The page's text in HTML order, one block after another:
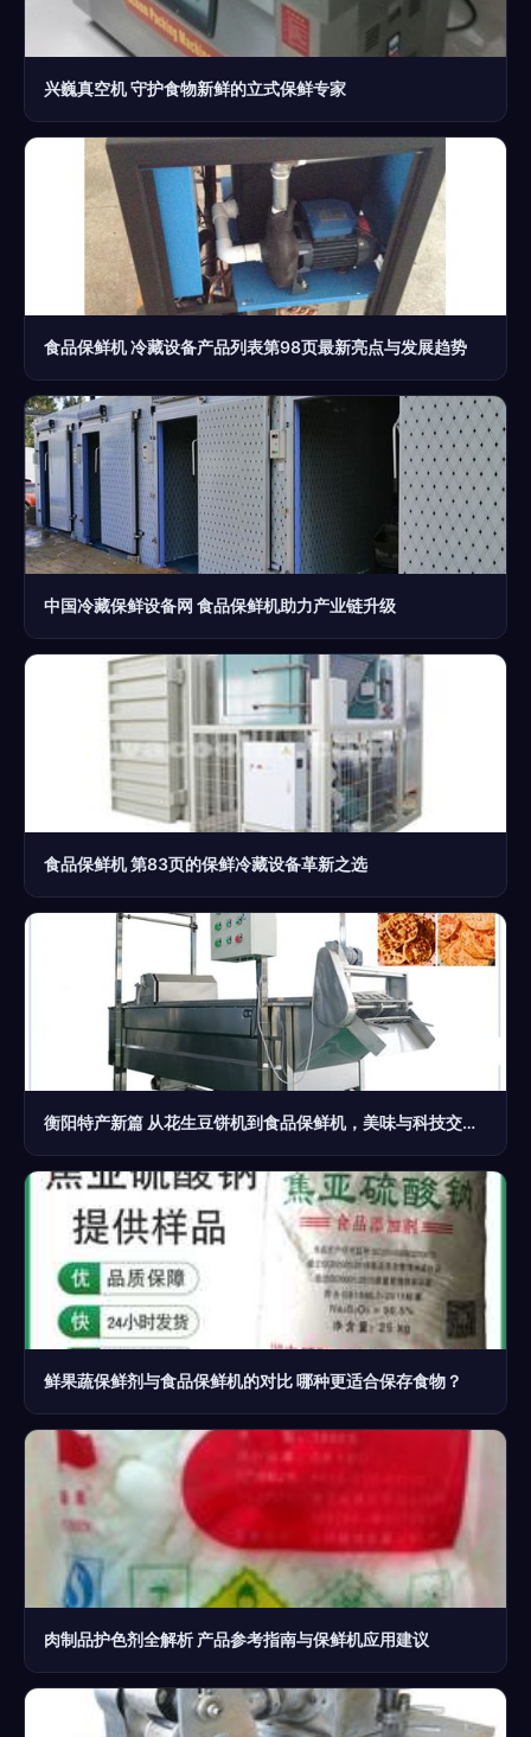
兴巍真空机 守护食物新鲜的立式保鲜专家
食品保鲜机 冷藏设备产品列表第98页最新亮点与发展趋势
中国冷藏保鲜设备网 食品保鲜机助力产业链升级
食品保鲜机 第83页的保鲜冷藏设备革新之选
衡阳特产新篇 从花生豆饼机到食品保鲜机，美味与科技交相辉映
鲜果蔬保鲜剂与食品保鲜机的对比 哪种更适合保存食物？
肉制品护色剂全解析 产品参考指南与保鲜机应用建议